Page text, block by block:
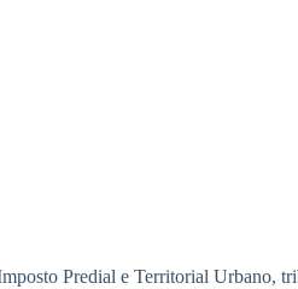
Predial e Territorial Urbano,